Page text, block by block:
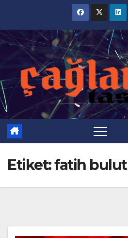
content
Etiket:fatih bulut